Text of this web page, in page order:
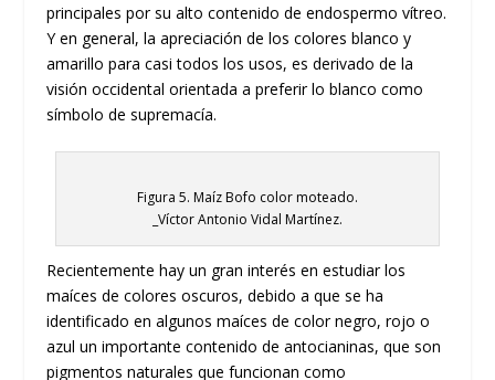
principales por su alto contenido de endospermo vítreo.
Y en general, la apreciación de los colores blanco y
amarillo para casi todos los usos, es derivado de la
visión occidental orientada a preferir lo blanco como
símbolo de supremacía.
Figura 5. Maíz Bofo color moteado.
_Víctor Antonio Vidal Martínez.
Recientemente hay un gran interés en estudiar los
maíces de colores oscuros, debido a que se ha
identificado en algunos maíces de color negro, rojo o
azul un importante contenido de antocianinas, que son
pigmentos naturales que funcionan como